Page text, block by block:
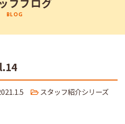
フブログ
BLOG
スタッフ紹介シリーズ